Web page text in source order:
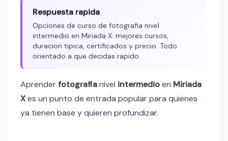
Respuesta rapida
Opciones de curso de fotografia nivel
intermedio en Miriada X: mejores cursos,
duracion tipica, certificados y precio. Todo
orientado a que decidas rapido.
Aprenderfotografianivel intermedioen Miriada
Xes un punto de entrada popular para quienes
ya tienen base y quieren profundizar.